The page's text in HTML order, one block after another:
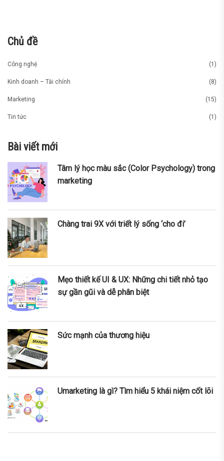
Chủ đề
Công nghệ (1)
Kinh doanh – Tài chính (8)
Marketing (15)
Tin tức (1)
Bài viết mới
Tâm lý học màu sắc (Color Psychology) trong
marketing
Chàng trai 9X với triết lý sống ‘cho đi’
Mẹo thiết kế UI & UX: Những chi tiết nhỏ tạo
sự gần gũi và dễ phân biệt
Sức mạnh của thương hiệu
Umarketing là gì? Tìm hiểu 5 khái niệm cốt lõi